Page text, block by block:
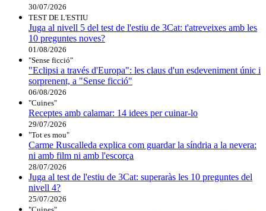
30/07/2026
TEST DE L'ESTIU
Juga al nivell 5 del test de l'estiu de 3Cat: t'atreveixes amb les
10 preguntes noves?
01/08/2026
"Sense ficció"
"Eclipsi a través d'Europa": les claus d'un esdeveniment únic i
sorprenent, a "Sense ficció"
06/08/2026
"Cuines"
Receptes amb calamar: 14 idees per cuinar-lo
29/07/2026
"Tot es mou"
Carme Ruscalleda explica com guardar la síndria a la nevera:
ni amb film ni amb l'escorça
28/07/2026
Juga al test de l'estiu de 3Cat: superaràs les 10 preguntes del
nivell 4?
25/07/2026